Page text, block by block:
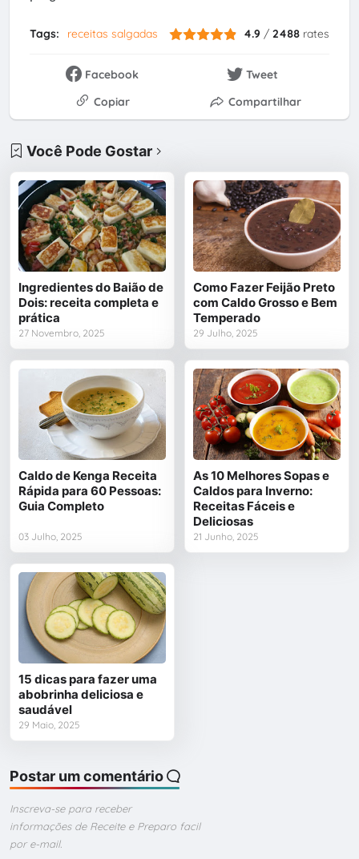
Tags: receitas salgadas 4.9 /2488 rates
Facebook
Tweet
Copiar
Compartilhar
Você Pode Gostar
Ingredientes do Baião de
Dois: receita completa e
prática
27 Novembro, 2025
Como Fazer Feijão Preto
com Caldo Grosso e Bem
Temperado
29 Julho, 2025
Caldo de Kenga Receita
Rápida para 60 Pessoas:
Guia Completo
03 Julho, 2025
As 10 Melhores Sopas e
Caldos para Inverno:
Receitas Fáceis e
Deliciosas
21 Junho, 2025
15 dicas para fazer uma
abobrinha deliciosa e
saudável
29 Maio, 2025
Postar um comentário
Inscreva-se para receber
informações de Receite e Preparo facil
por e-mail.